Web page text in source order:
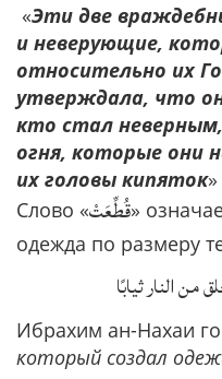
«Эти две
и неверующие,
относительно их
утверждала, что
кто стал
огня, которые они
их головы кипяток
Слово «قُطِّعَتْ»
одежда по размеру
النار ثيابًا
Ибрахим ан-Нахаи
который создал